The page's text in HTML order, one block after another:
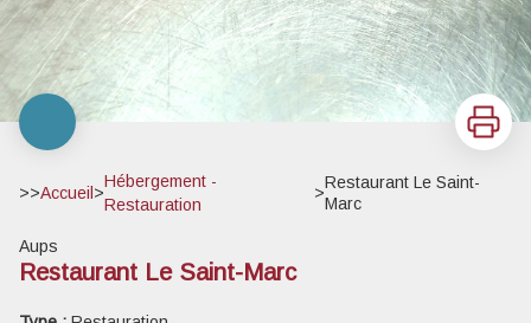
Imprimer
>>Accueil >
Hébergement -
Restauration
>
Restaurant Le Saint-
Marc
Aups
Restaurant Le Saint-Marc